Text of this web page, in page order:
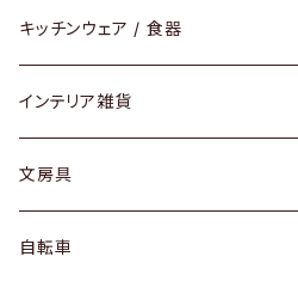
ダイニングセット / ダイニングテーブル
ローテーブル / サイドテーブル
デスク / コンソール
ドレッサー
テーブルランプ / デスクスタンド
フロアライト
アクセサリー
リング
ピアス / イヤリング
財布
バッグ
アウター
キッチンウェア / 食器
グラス / タンブラー
カップ / マグ
プレート / ボウル
インテリア雑貨
文房具
自転車